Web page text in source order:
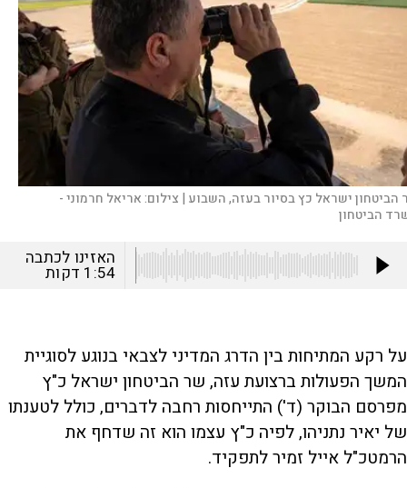
הביטחון ישראל כץ בסיור בעזה, השבוע | צילום:אריאל חרמוני -
הביטחון
האזינו לכתבה
1:54 דקות
על רקע המתיחות בין הדרג המדיני לצבאי בנוגע לסוגיית
המשך הפעולות ברצועת עזה, שר הביטחון ישראל כ"ץ
מפרסם הבוקר (ד') התייחסות רחבה לדברים, כולל לטענתו
של יאיר נתניהו, לפיה כ"ץ עצמו הוא זה שדחף את
הרמטכ"ל אייל זמיר לתפקיד.